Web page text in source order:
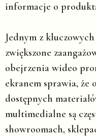
informacje o
Jednym z
zwiększone
obejrzenia wideo
ekranem sprawia,
dostępnych
multimedialne są
showroomach,